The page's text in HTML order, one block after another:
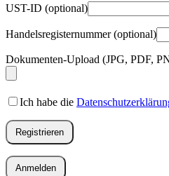
UST-ID (optional)
Handelsregisternummer(optional)
Dokumenten-Upload (JPG, PDF,
Ich habe die
Registrieren
Anmelden